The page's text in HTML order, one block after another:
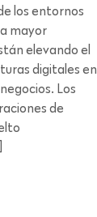
los entornos
mayor
elevando el
digitales en
Los
de